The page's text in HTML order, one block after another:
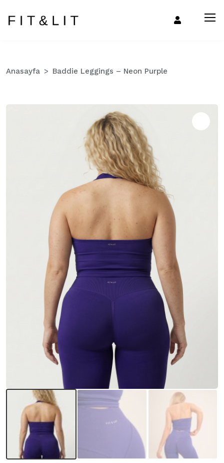
Anasayfa Baddie Leggings – Neon Purple